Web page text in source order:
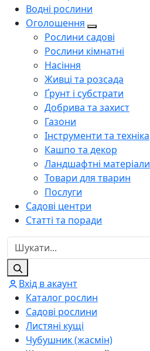
Водні рослини
Оголошення
Рослини садові
Рослини кімнатні
Насіння
Живці та розсада
Ґрунт і субстрати
Добрива та захист
Газони
Інструменти та техніка
Кашпо та декор
Ландшафтні матеріали
Товари для тварин
Послуги
Садові центри
Статті та поради
Вхід в акаунт
Каталог рослин
Садові рослини
Листяні кущі
Чубушник (жасмін)